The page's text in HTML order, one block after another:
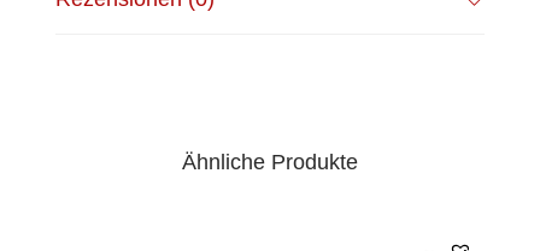
Ähnliche Produkte